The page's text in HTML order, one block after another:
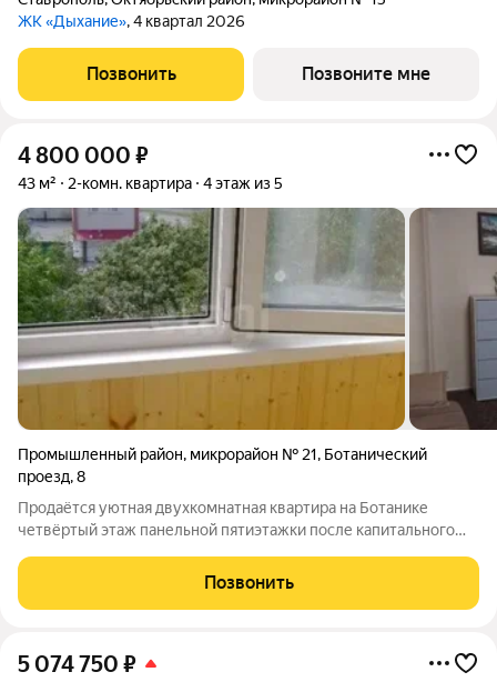
ЖК «Дыхание», 4 квартал 2026
Позвонить Позвоните мне
4 800 000 ₽
43 м² 2-комн. квартира 4 этаж из 5
Промышленный район, микрорайон № 21, Ботанический
проезд,8
Продаётся уютная двухкомнатная квартира на Ботанике
четвёртый этаж панельной пятиэтажки после капитального
изолированы. Установлены пятикамерные стеклопакеты,
металлическая дверь, балкон застеклён
Позвонить
5 074 750 ₽